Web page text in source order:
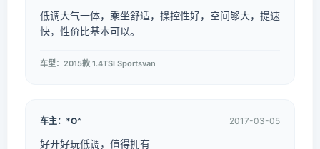
低调大气一体，乘坐舒适，操控性好，空间够大，提速
快，性价比基本可以。
车型：2015款 1.4TSI Sportsvan
车主：*O^ 2017-03-05
好开好玩低调，值得拥有